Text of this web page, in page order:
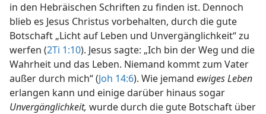
in den Hebräischen Schriften zu finden ist. Dennoch
blieb es Jesus Christus vorbehalten, durch die gute
Botschaft „Licht auf Leben und Unvergänglichkeit“ zu
werfen (2Ti 1:10). Jesus sagte: „Ich bin der Weg und die
Wahrheit und das Leben. Niemand kommt zum Vater
außer durch mich“ (Joh 14:6). Wie jemand ewiges Leben
erlangen kann und einige darüber hinaus sogar
Unvergänglichkeit, wurde durch die gute Botschaft über